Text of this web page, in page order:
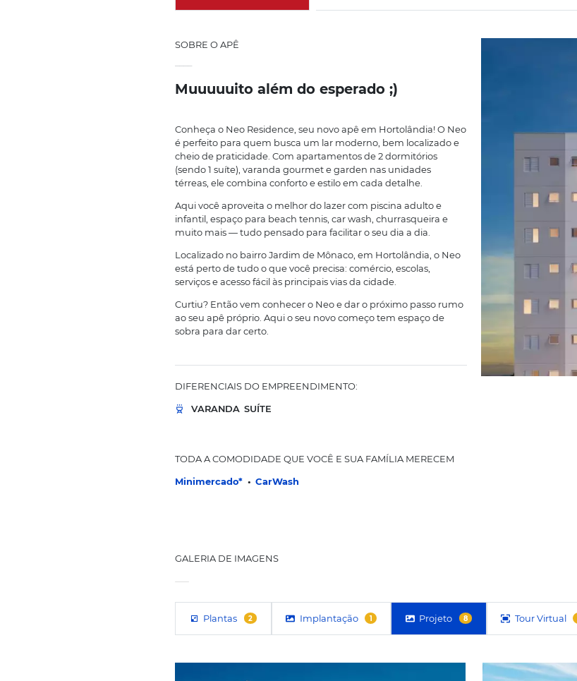
SOBRE O APÊ
____
Muuuuuito além do esperado ;)
Conheça o Neo Residence, seu novo apê em Hortolândia! O Neo
é perfeito para quem busca um lar moderno, bem localizado e
cheio de praticidade. Com apartamentos de 2 dormitórios
(sendo 1 suíte), varanda gourmet e garden nas unidades
térreas, ele combina conforto e estilo em cada detalhe.
infantil, espaço para beach tennis, car wash, churrasqueira e
muito mais — tudo pensado para facilitar o seu dia a dia.
Localizado no bairro Jardim de Mônaco, em Hortolândia, o Neo
Curtiu? Então vem conhecer o Neo e dar o próximo passo rumo
VARANDA SUÍTE
TODA A COMODIDADE QUE VOCÊ E SUA FAMÍLIA MERECEM